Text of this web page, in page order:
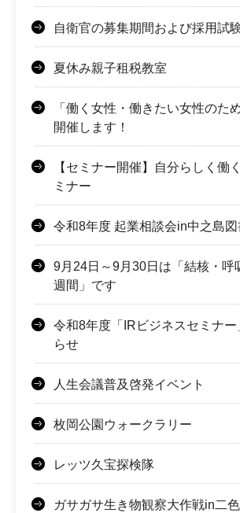
自衛官の募集期間および採用試
夏休み親子租税教室
「働く女性・働きたい女性のた
開催します！
【セミナー開催】自分らしく働
ミナー
令和8年度 起業相談会in中之島
9月24日～9月30日は「結核・呼
週間」です
令和8年度「IRビジネスセミナ
らせ
人生会議普及啓発イベント
枚岡公園ウォークラリー
レッツ久宝探検隊
ガサガサ生き物観察大作戦in二